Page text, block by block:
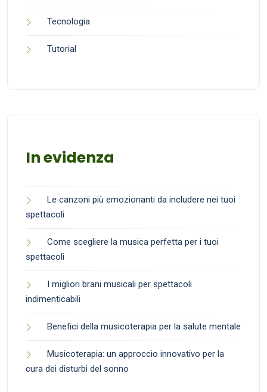
Tecnologia
Tutorial
In evidenza
Le canzoni più emozionanti da includere nei tuoi
spettacoli
Come scegliere la musica perfetta per i tuoi
spettacoli
I migliori brani musicali per spettacoli
indimenticabili
Benefici della musicoterapia per la salute mentale
Musicoterapia: un approccio innovativo per la
cura dei disturbi del sonno